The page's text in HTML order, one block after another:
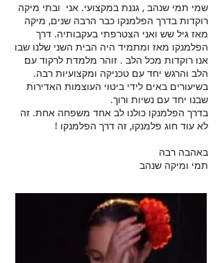
שמי תמי שנהב , גננת במקצועי. אני ובתי מיקה
רוקדות בדרך הפלמנקו כבר הרבה שנים, מיקה
מאז גיל שש ואני הצטרפתי בעקבותיה. דרך
הפלמנקו מאז ומתמיד היה הבית השני שלנו שבו
אנו רוקדות מכל הלב . זוהר מלמדת לרקוד עם
הלב והרגש יחד עם טכניקה ומקצועיות רבה.
בשיעורים באים לידי ביטוי העוצמות האדירות
שבנו יחד עם נשיות ורוך.
בדרך הפלמנקו כולנו לב אחד משפחה אחת. זה
לא עוד חוג פלמנקו, זה דרך הפלמנקו !
באהבה רבה
תמי ומיקה שנהב